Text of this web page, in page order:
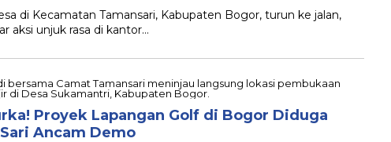
di Kecamatan Tamansari, Kabupaten Bogor, turun ke jalan,
aksi unjuk rasa di kantor…
Proyek Lapangan Golf di Bogor Diduga
Ancam Demo